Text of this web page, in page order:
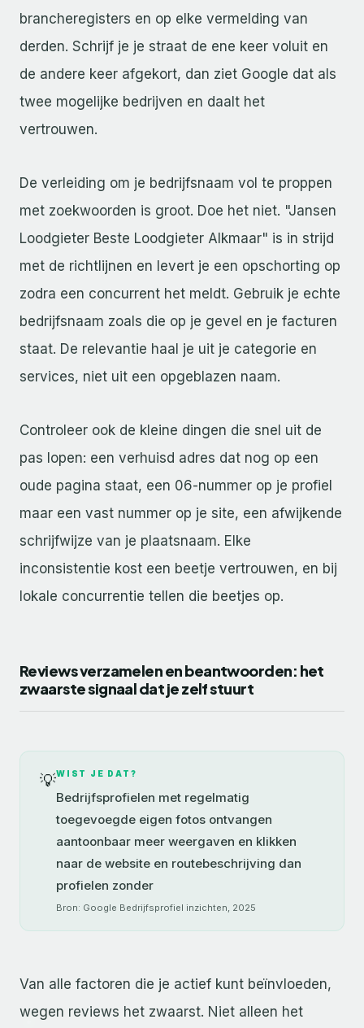
brancheregisters en op elke vermelding van
derden. Schrijf je je straat de ene keer voluit en
de andere keer afgekort, dan ziet Google dat als
twee mogelijke bedrijven en daalt het
vertrouwen.
De verleiding om je bedrijfsnaam vol te proppen
met zoekwoorden is groot. Doe het niet. "Jansen
Loodgieter Beste Loodgieter Alkmaar" is in strijd
met de richtlijnen en levert je een opschorting op
zodra een concurrent het meldt. Gebruik je echte
bedrijfsnaam zoals die op je gevel en je facturen
staat. De relevantie haal je uit je categorie en
services, niet uit een opgeblazen naam.
Controleer ook de kleine dingen die snel uit de
pas lopen: een verhuisd adres dat nog op een
oude pagina staat, een 06-nummer op je profiel
maar een vast nummer op je site, een afwijkende
schrijfwijze van je plaatsnaam. Elke
inconsistentie kost een beetje vertrouwen, en bij
lokale concurrentie tellen die beetjes op.
Reviews verzamelen en beantwoorden: het
zwaarste signaal dat je zelf stuurt
💡WIST JE DAT?
Bedrijfsprofielen met regelmatig
toegevoegde eigen fotos ontvangen
aantoonbaar meer weergaven en klikken
naar de website en routebeschrijving dan
profielen zonder
Bron: Google Bedrijfsprofiel inzichten, 2025
Van alle factoren die je actief kunt beïnvloeden,
wegen reviews het zwaarst. Niet alleen het